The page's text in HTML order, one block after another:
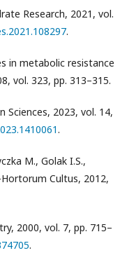
Research, 2021, vol.
.
in metabolic resistance
vol. 323, pp. 313–315.
Sciences, 2023, vol. 14,
.
M., Golak I.S.,
Cultus, 2012,
2000, vol. 7, pp. 715–
.